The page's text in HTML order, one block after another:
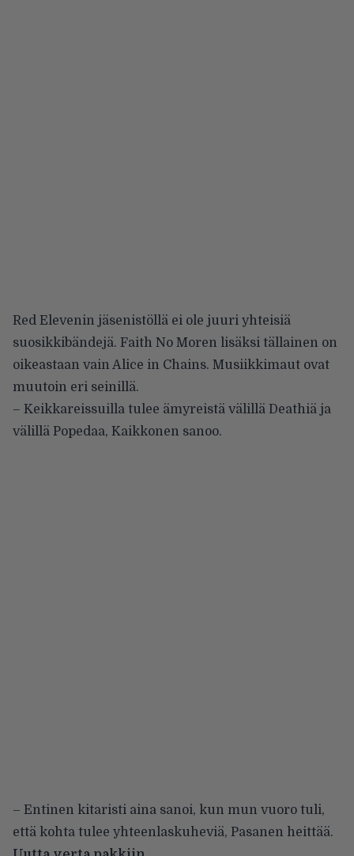
Red Elevenin jäsenistöllä ei ole juuri yhteisiä
suosikkibändejä. Faith No Moren lisäksi tällainen on
oikeastaan vain Alice in Chains. Musiikkimaut ovat
muutoin eri seinillä.
– Keikkareissuilla tulee ämyreistä välillä Deathiä ja
välillä Popedaa, Kaikkonen sanoo.
– Entinen kitaristi aina sanoi, kun mun vuoro tuli,
että kohta tulee yhteenlaskuheviä, Pasanen heittää.